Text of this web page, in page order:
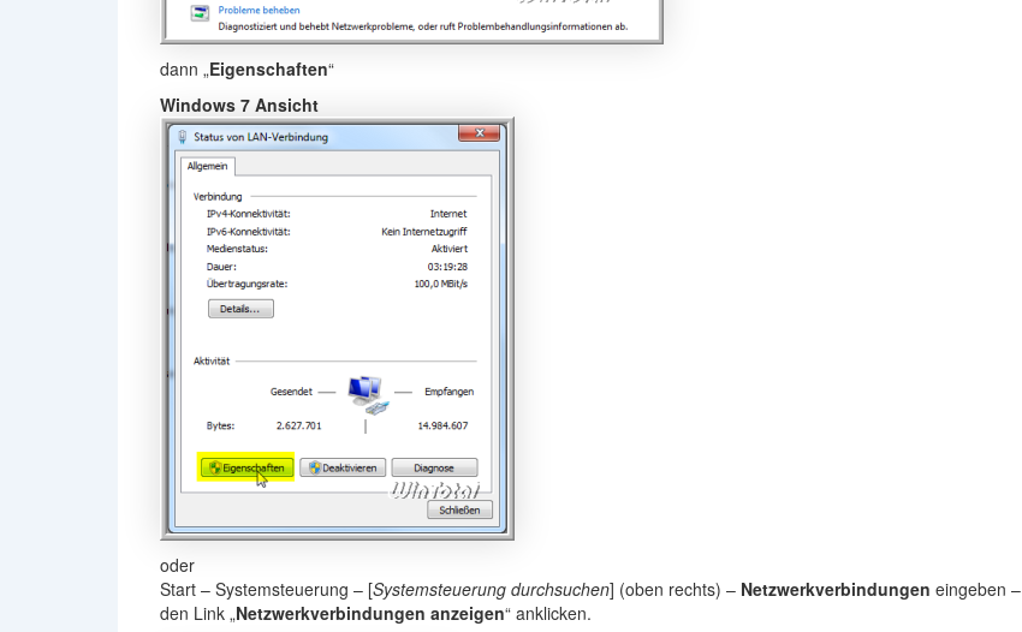
dann „Eigenschaften“
Windows 7 Ansicht
oder
Start – Systemsteuerung – [Systemsteuerung durchsuchen] (oben rechts) – Netzwerkverbindungen eingeben –
den Link „Netzwerkverbindungen anzeigen“ anklicken.